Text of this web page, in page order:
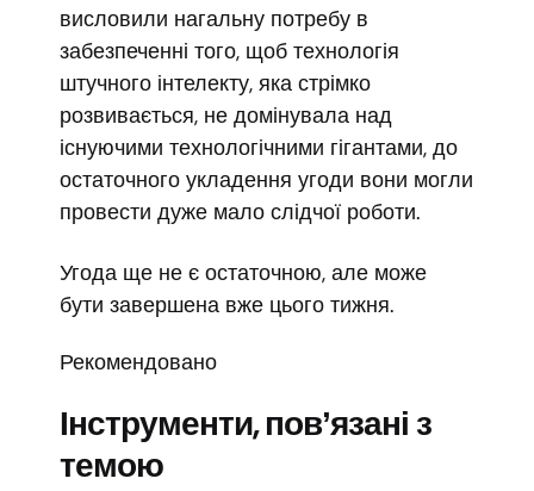
висловили нагальну потребу в
забезпеченні того, щоб технологія
штучного інтелекту, яка стрімко
розвивається, не домінувала над
існуючими технологічними гігантами, до
остаточного укладення угоди вони могли
провести дуже мало слідчої роботи.
Угода ще не є остаточною, але може
бути завершена вже цього тижня.
Рекомендовано
Інструменти, повʼязані з
темою